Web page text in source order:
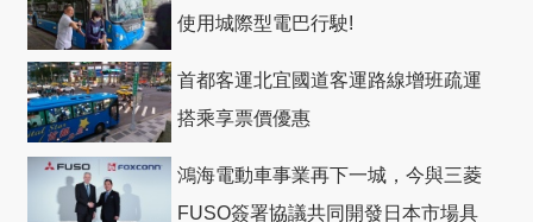
使用城際型電巴行駛!
首都客運北宜國道客運路線增班疏運
搭乘享票價優惠
鴻海電動車事業再下一城，今與三菱
FUSO簽署協議共同開發日本市場具